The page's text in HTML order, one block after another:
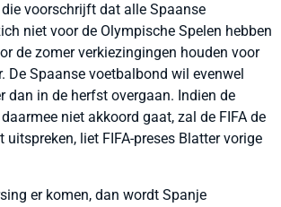
voorschrijft dat alle Spaanse
niet voor de Olympische Spelen hebben
de zomer verkiezingingen houden voor
De Spaanse voetbalbond wil evenwel
dan in de herfst overgaan. Indien de
niet akkoord gaat, zal de FIFA de
liet FIFA-preses Blatter vorige
er komen, dan wordt Spanje